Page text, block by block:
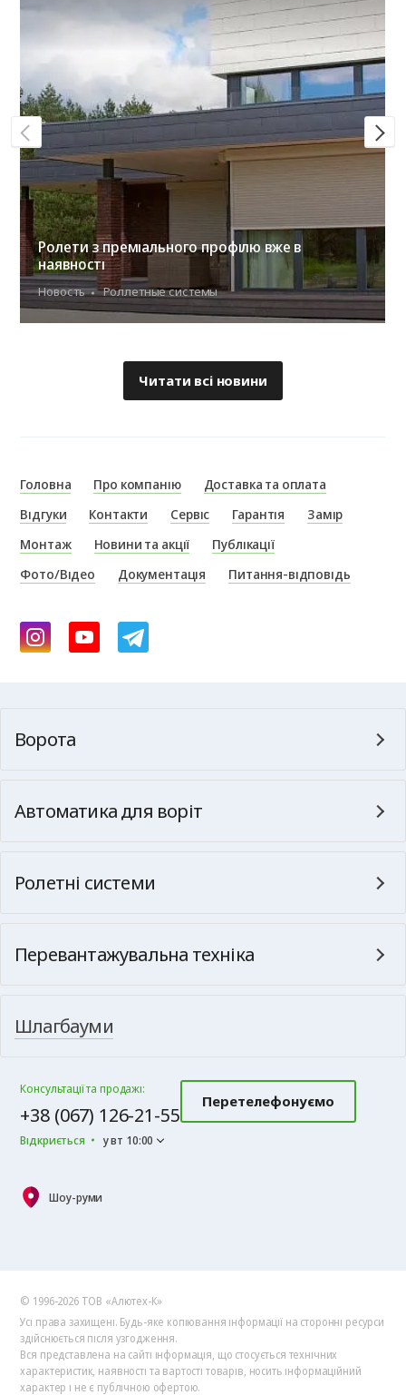
Ролети з преміального профілю вже в
наявності
Новость Роллетные системы
Читати всі новини
Головна Про компанію
Доставка та оплата
Відгуки
Контакти Сервіс Гарантія
Замір
Монтаж
Новини та акції
Публікації
Фото/Відео
Документація Питання-відповідь
Ворота
Автоматика для воріт
Ролетні системи
Перевантажувальна техніка
Шлагбауми
Консультації та продажі:
+38 (067) 126-21-55
Відкриється у вт 10:00
Перетелефонуємо
Шоу-руми
© 1996-2026 ТОВ «Алютех‑К»
Усі права захищені. Будь-яке копіювання інформації на сторонні ресурси
здійснюється після узгодження.
Вся представлена на сайті інформація, що стосується технічних
характеристик, наявності та вартості товарів, носить інформаційний
характер і не є публічною офертою.